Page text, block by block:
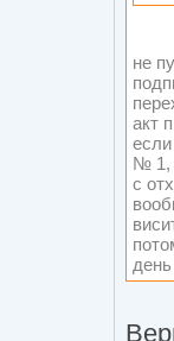
не
акт
№ 1,
с